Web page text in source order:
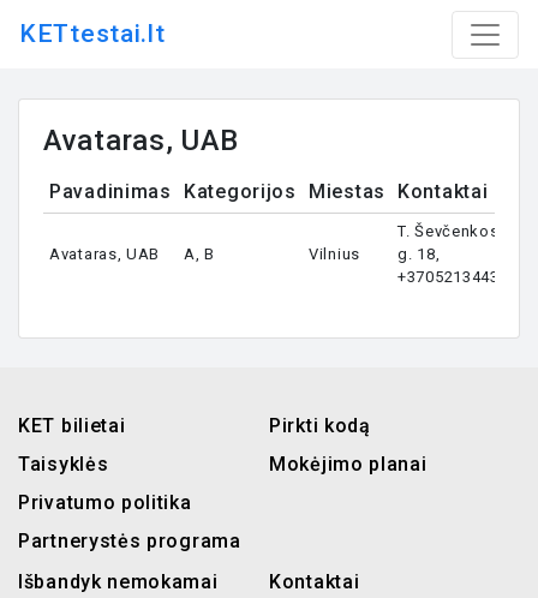
KETtestai.lt
Avataras, UAB
Pavadinimas Kategorijos Miestas Kontaktai
Avataras, UAB A, B Vilnius
T. Ševčenkos
g. 18,
+37052134433
KET bilietai
Taisyklės
Privatumo politika
Partnerystės programa
Pirkti kodą
Mokėjimo planai
Išbandyk nemokamai
Kontaktai